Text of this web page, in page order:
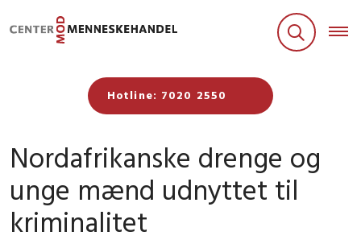
Hotline: 7020 2550
Nordafrikanske drenge og
unge mænd udnyttet til
kriminalitet